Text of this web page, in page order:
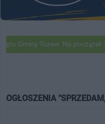
Gminy Tczew. Na początek
OGŁOSZENIA